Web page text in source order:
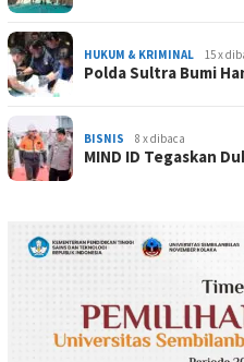
HUKUM & KRIMINAL 15 x
Polda Sultra Bumi
BISNIS 8 x dibaca
MIND ID Tegaskan